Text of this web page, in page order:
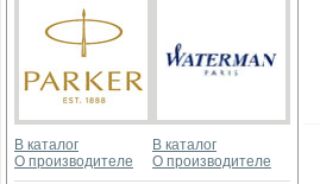
В каталог
О производителе
В каталог
О производителе